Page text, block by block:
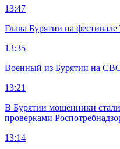
13:47
Глава Бурятии на
13:35
Военный из Бурятии на
13:21
В Бурятии мошенники
проверками
13:14